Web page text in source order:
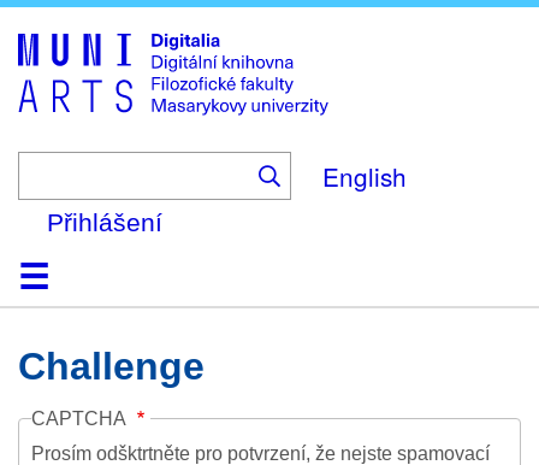
to
main
content
English
Přihlášení
DomůKolekce
Prohlížení
Vyhledávání
O platformě
Nápověda
KontaktDigitalia
Challenge
CAPTCHA
Prosím odšktrtněte pro potvrzení, že nejste spamovací